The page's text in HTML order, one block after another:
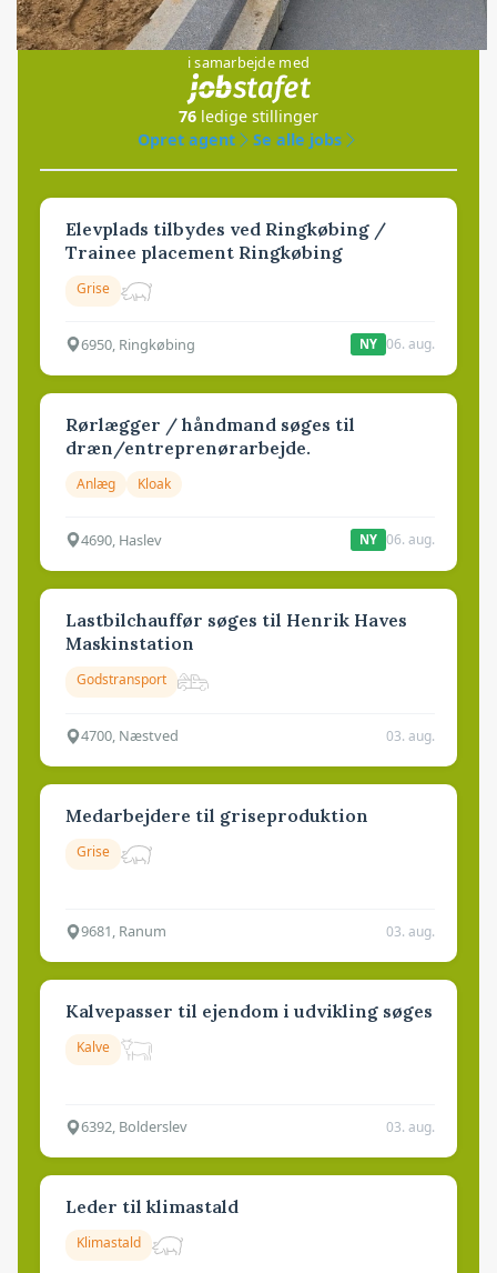
Jobs
i samarbejde med
76 ledige stillinger
Opret agent
Se alle jobs
Elevplads tilbydes ved Ringkøbing /
Trainee placement Ringkøbing
Grise
6950, Ringkøbing NY 06. aug.
Rørlægger / håndmand søges til
dræn/entreprenørarbejde.
Anlæg Kloak
4690, Haslev NY 06. aug.
Lastbilchauffør søges til Henrik Haves
Maskinstation
Godstransport
4700, Næstved 03. aug.
Medarbejdere til griseproduktion
Grise
9681, Ranum 03. aug.
Kalvepasser til ejendom i udvikling søges
Kalve
6392, Bolderslev 03. aug.
Leder til klimastald
Klimastald